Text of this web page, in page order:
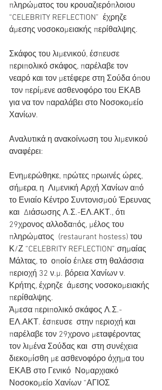
πληρώματος του κρουαζιερόπλοιου
“CELEBRITY REFLECTION”  έχρηζε
άμεσης νοσοκομειακής περίθαλψης.
Σκάφος του λιμενικού, έσπευσε
περιπολικό σκάφος, παρέλαβε τον
νεαρό και τον μετέφερε στη Σούδα όπου
τον περίμενε ασθενοφόρο του ΕΚΑΒ
για να τον παραλάβει στο Νοσοκομείο
Χανίων.
Αναλυτικά η ανακοίνωση του λιμενικού
αναφέρει:
Ενημερώθηκε, πρώτες πρωινές ώρες,
σήμερα, η  Λιμενική Αρχή Χανίων από
το Ενιαίο Κέντρο Συντονισμού Έρευνας
και  Διάσωσης Λ.Σ.-ΕΛ.ΑΚΤ., ότι
29χρονος αλλοδαπός, μέλος του
πληρώματος  (restaurant hostess) του
Κ/Ζ “CELEBRITY REFLECTION” σημαίας
Μάλτας, το  οποίο έπλεε στη θαλάσσια
περιοχή 32 ν.μ. βόρεια Χανίων ν.
Κρήτης, έχρηζε  άμεσης νοσοκομειακής
περίθαλψης.
Άμεσα περιπολικό σκάφος Λ.Σ.-
ΕΛ.ΑΚΤ. έσπευσε  στην περιοχή και
παρέλαβε τον 29χρονο μεταφέροντας
τον λιμένα Σούδας και  στη συνέχεια
διεκομίσθη με ασθενοφόρο όχημα του
ΕΚΑΒ στο Γενικό  Νομαρχιακό
Νοσοκομείο Χανίων “ΑΓΙΟΣ